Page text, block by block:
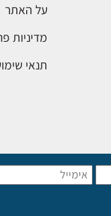
על האתר
מדיניות
תנאי